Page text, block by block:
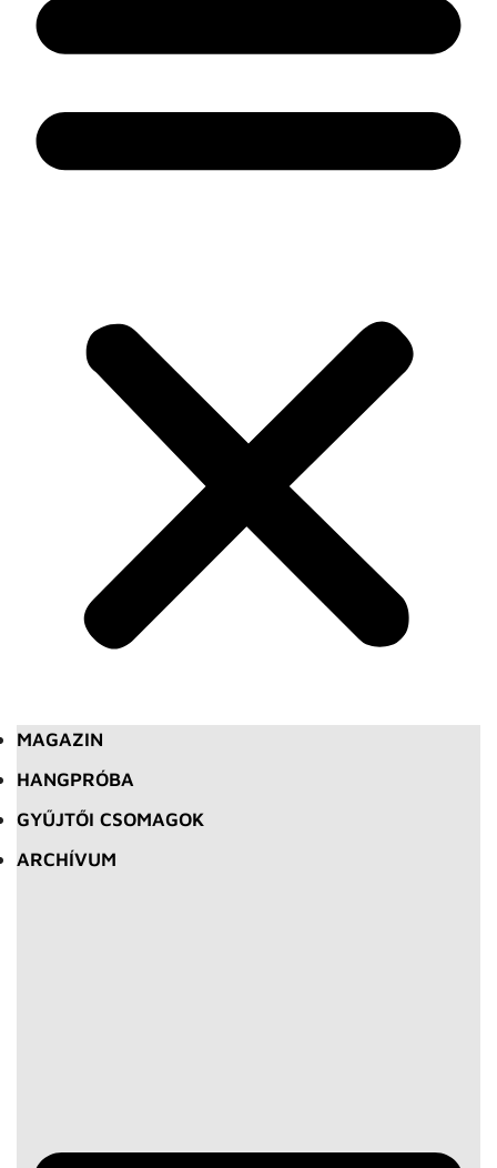
MAGAZIN
HANGPRÓBA
GYŰJTŐI CSOMAGOK
ARCHÍVUM